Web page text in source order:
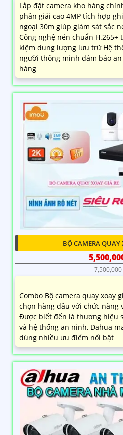
Lắp đặt camera kho hàng
phân giải cao 4MP tích hợp
ngoại 30m giúp giám sát sắc
Công nghệ nén chuẩn
kiệm dung lượng lưu trữ Hệ
người thông minh đảm bảo
hàng
BỘ CAMERA QUAY
Combo Bộ camera quay xoay
chọn hàng đầu với chức năng
Được biết đến là thương hiệu
và hệ thống an ninh, Dahua
dùng nhiều ưu điểm nổi bật